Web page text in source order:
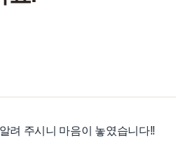
려 주시니 마음이 놓였습니다!!